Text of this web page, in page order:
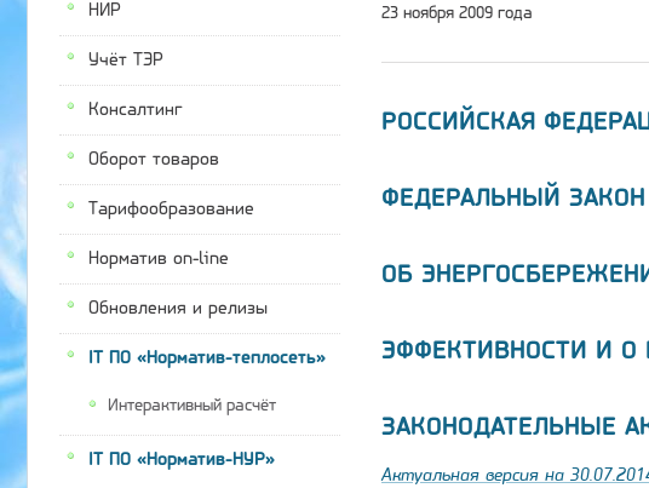
НИР
Учёт ТЭР
Консалтинг
Оборот товаров
Тарифообразование
Норматив on-line
Обновления и релизы
IT ПО «Норматив-теплосеть»
Интерактивный расчёт
IT ПО «Норматив-НУР»
23 ноября 2009 года
РОССИЙСКАЯ
ФЕДЕРАЛЬНЫЙ ЗАКОН
ОБ
ЭФФЕКТИВНОСТИ И О
ЗАКОНОДАТЕЛЬНЫЕ
Актуальная версия на